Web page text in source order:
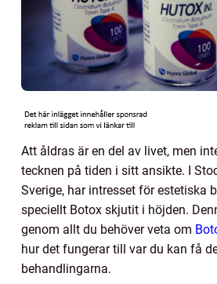
Att åldras är en del av livet, men
tecknen på tiden i sitt ansikte. I
Sverige, har intresset för estetiska
speciellt Botox skjutit i höjden.
genom allt du behöver veta om
hur det fungerar till var du kan få
behandlingarna.